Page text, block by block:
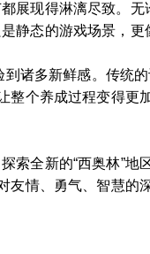
展现得淋漓尽致。
静态的游戏场景，更
诸多新鲜感。传统
整个养成过程变得
全新的“西奥林”地
友情、勇气、智慧的